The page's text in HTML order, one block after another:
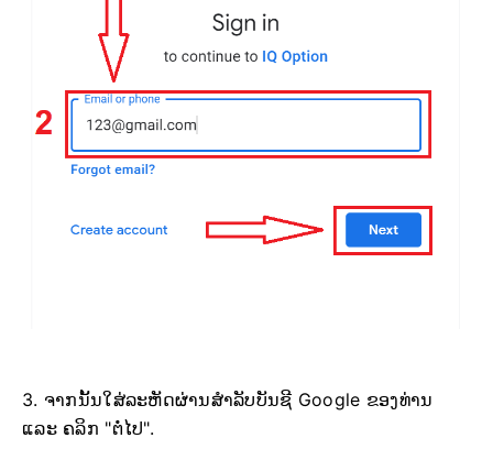
3. ຈາກນັ້ນໃສ່ລະຫັດຜ່ານສຳລັບບັນຊີ Google ຂອງທ່ານ
ແລະ ຄລິກ "ຕໍ່ໄປ".